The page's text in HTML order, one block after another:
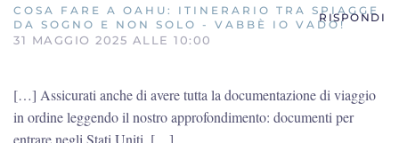
COSA FARE A OAHU: ITINERARIO TRA SPIAGGE
DA SOGNO E NON SOLO - VABBÈ IO VADO!
31 MAGGIO 2025 ALLE 10:00
RISPONDI
[…] Assicurati anche di avere tutta la documentazione di viaggio
in ordine leggendo il nostro approfondimento: documenti per
entrare negli Stati Uniti. […]